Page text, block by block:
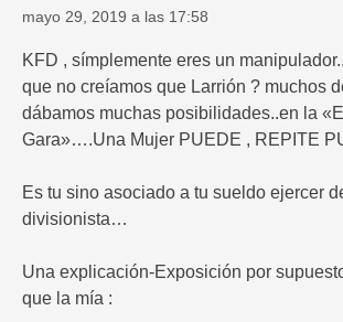
mayo 29, 2019 a las 17:58
KFD , símplemente eres un
que no creíamos que Larrión ? muchos
dábamos muchas posibilidades..en la
Gara»….Una Mujer PUEDE , REPITE
Es tu sino asociado a tu sueldo ejercer
divisionista…
Una explicación-Exposición por
que la mía :